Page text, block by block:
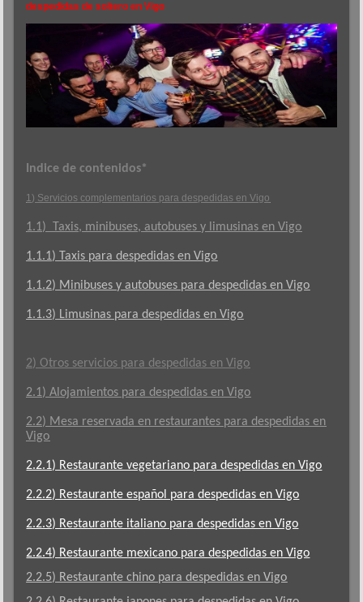
despedidas de soltero en Vigo
Indice de contenidos*
1) Servicios complementarios para despedidas en Vigo
1.1) Taxis, minibuses, autobuses y limusinas en Vigo
1.1.1) Taxis para despedidas en Vigo
1.1.2) Minibuses y autobuses para despedidas en Vigo
1.1.3) Limusinas para despedidas en Vigo
2) Otros servicios para despedidas en Vigo
2.1) Alojamientos para despedidas en Vigo
2.2) Mesa reservada en restaurantes para despedidas en
Vigo
2.2.1) Restaurante vegetariano para despedidas en Vigo
2.2.2) Restaurante español para despedidas en Vigo
2.2.3) Restaurante italiano para despedidas en Vigo
2.2.4) Restaurante mexicano para despedidas en Vigo
2.2.5) Restaurante chino para despedidas en Vigo